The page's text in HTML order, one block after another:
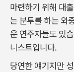
마련하기 위해 대
는 분투를 하는 와
운 연주자들도 있
니스트입니다.
당연한 얘기지만